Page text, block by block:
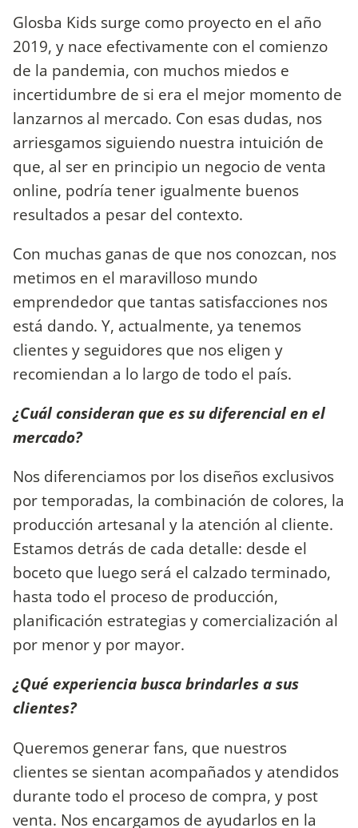
Glosba Kids surge como proyecto en el año
2019, y nace efectivamente con el comienzo
de la pandemia, con muchos miedos e
incertidumbre de si era el mejor momento de
lanzarnos al mercado. Con esas dudas, nos
arriesgamos siguiendo nuestra intuición de
que, al ser en principio un negocio de venta
online, podría tener igualmente buenos
resultados a pesar del contexto.
Con muchas ganas de que nos conozcan, nos
metimos en el maravilloso mundo
emprendedor que tantas satisfacciones nos
está dando. Y, actualmente, ya tenemos
clientes y seguidores que nos eligen y
recomiendan a lo largo de todo el país.
¿Cuál consideran que es su diferencial en el
mercado?
Nos diferenciamos por los diseños exclusivos
por temporadas, la combinación de colores, la
producción artesanal y la atención al cliente.
Estamos detrás de cada detalle: desde el
boceto que luego será el calzado terminado,
hasta todo el proceso de producción,
planificación estrategias y comercialización al
por menor y por mayor.
¿Qué experiencia busca brindarles a sus
clientes?
Queremos generar fans, que nuestros
clientes se sientan acompañados y atendidos
durante todo el proceso de compra, y post
venta. Nos encargamos de ayudarlos en la